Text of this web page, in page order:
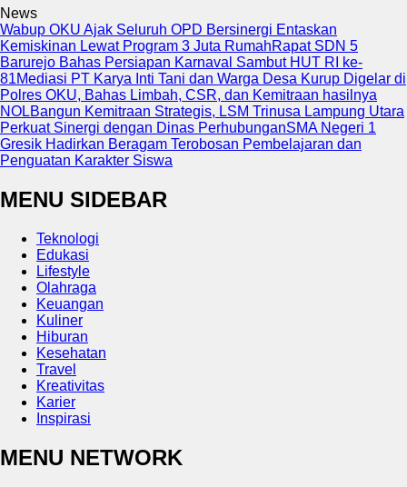
News
Wabup OKU Ajak Seluruh OPD Bersinergi Entaskan
Kemiskinan Lewat Program 3 Juta RumahRapat SDN 5
Barurejo Bahas Persiapan Karnaval Sambut HUT RI ke-
81Mediasi PT Karya Inti Tani dan Warga Desa Kurup Digelar di
Polres OKU, Bahas Limbah, CSR, dan Kemitraan hasilnya
NOLBangun Kemitraan Strategis, LSM Trinusa Lampung Utara
Perkuat Sinergi dengan Dinas PerhubunganSMA Negeri 1
Gresik Hadirkan Beragam Terobosan Pembelajaran dan
Penguatan Karakter Siswa
MENU SIDEBAR
Teknologi
Edukasi
Lifestyle
Olahraga
Keuangan
Kuliner
Hiburan
Kesehatan
Travel
Kreativitas
Karier
Inspirasi
MENU NETWORK